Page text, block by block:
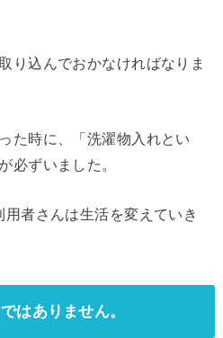
り込んでおかなければなりま
た時に、「洗濯物入れとい
必ずいました。
者さんは生活を変えていき
はありません。